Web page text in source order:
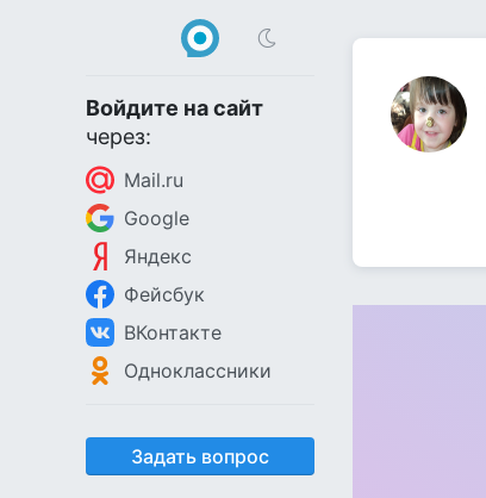
Войдите на сайт
через:
Mail.ru
Google
Яндекс
Фейсбук
ВКонтакте
Одноклассники
Задать вопрос